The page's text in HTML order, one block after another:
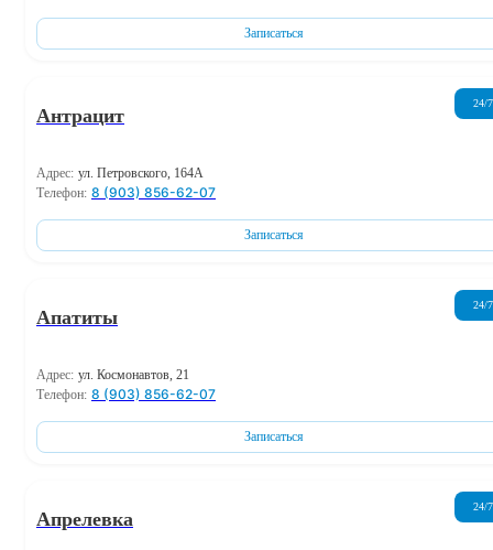
Записаться
Антрацит
24/7
Адрес: ул. Петровского, 164А
Телефон: 8 (903) 856-62-07
Записаться
Апатиты
24/7
Адрес: ул. Космонавтов, 21
Телефон: 8 (903) 856-62-07
Записаться
Апрелевка
24/7